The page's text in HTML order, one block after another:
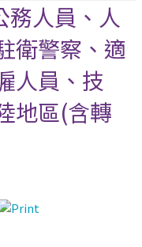
務人員、人
衛警察、適
人員、技
地區(含轉